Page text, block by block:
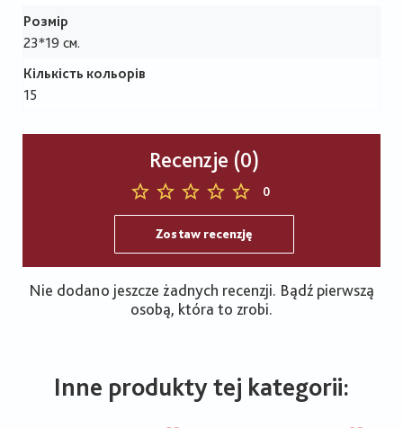
Розмір
23*19 см.
Кількість кольорів
15
Recenzje (0)
0
Zostaw recenzję
Nie dodano jeszcze żadnych recenzji. Bądź pierwszą
osobą, która to zrobi.
Inne produkty tej kategorii: